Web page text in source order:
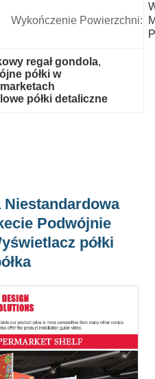
Wykończenie Powierzchni:
regał gondola,
półki w
półki detaliczne
Podwójnie
półki